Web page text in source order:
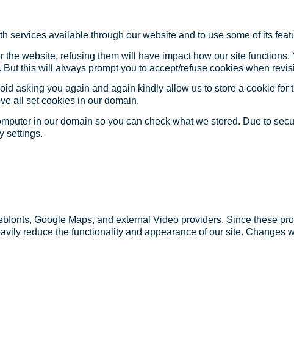
services available through our website and to use some of its
website, refusing them will have impact how our site
this will always prompt you to accept/refuse cookies when
asking you again and again kindly allow us to store a cookie
all set cookies in our domain.
in our domain so you can check what we stored. Due to
settings.
Google Maps, and external Video providers. Since these
reduce the functionality and appearance of our site. Changes